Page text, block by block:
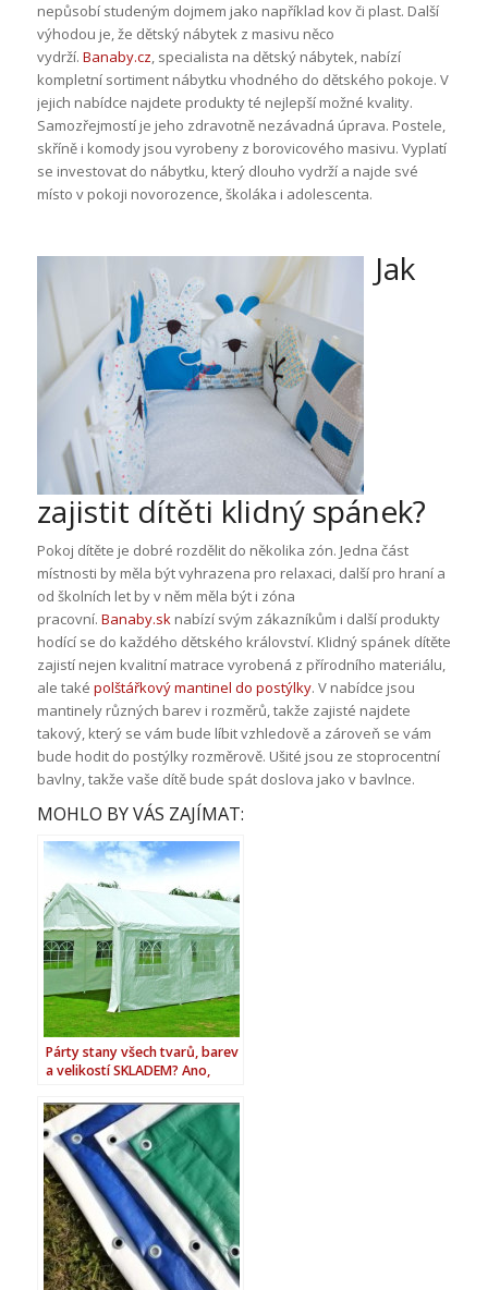
nepůsobí studeným dojmem jako například kov či plast. Další
výhodou je, že dětský nábytek z masivu něco
vydrží. Banaby.cz, specialista na dětský nábytek, nabízí
kompletní sortiment nábytku vhodného do dětského pokoje. V
jejich nabídce najdete produkty té nejlepší možné kvality.
Samozřejmostí je jeho zdravotně nezávadná úprava. Postele,
skříně i komody jsou vyrobeny z borovicového masivu. Vyplatí
se investovat do nábytku, který dlouho vydrží a najde své
místo v pokoji novorozence, školáka i adolescenta.
Jak
zajistit dítěti klidný spánek?
Pokoj dítěte je dobré rozdělit do několika zón. Jedna část
místnosti by měla být vyhrazena pro relaxaci, další pro hraní a
od školních let by v něm měla být i zóna
pracovní. Banaby.sknabízí svým zákazníkům i další produkty
hodící se do každého dětského království. Klidný spánek dítěte
zajistí nejen kvalitní matrace vyrobená z přírodního materiálu,
ale také polštářkový mantinel do postýlky. V nabídce jsou
mantinely různých barev i rozměrů, takže zajisté najdete
takový, který se vám bude líbit vzhledově a zároveň se vám
bude hodit do postýlky rozměrově. Ušité jsou ze stoprocentní
bavlny, takže vaše dítě bude spát doslova jako v bavlnce.
MOHLO BY VÁS ZAJÍMAT:
Párty stany všech tvarů, barev
a velikostí SKLADEM? Ano,